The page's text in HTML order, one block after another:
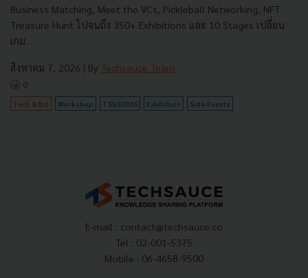
Business Matching, Meet the VCs, Pickleball Networking, NFT
Treasure Hunt ไปจนถึง 350+ Exhibitions และ 10 Stages เปลี่ยน
เกม...
สิงหาคม 7, 2026 | By Techsauce Team
0
Tech & Biz Workshop TSGS2026 Exhibition Side Events
E-mail : contact@techsauce.co
Tel : 02-001-5375
Mobile : 06-4658-9500